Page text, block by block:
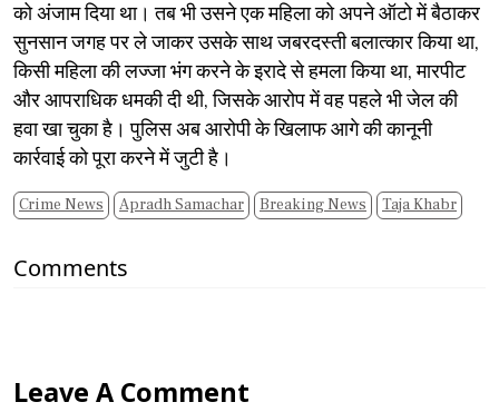
को अंजाम दिया था। तब भी उसने एक महिला को अपने ऑटो में बैठाकर
सुनसान जगह पर ले जाकर उसके साथ जबरदस्ती बलात्कार किया था,
किसी महिला की लज्जा भंग करने के इरादे से हमला किया था, मारपीट
और आपराधिक धमकी दी थी, जिसके आरोप में वह पहले भी जेल की
हवा खा चुका है। पुलिस अब आरोपी के खिलाफ आगे की कानूनी
कार्रवाई को पूरा करने में जुटी है।
Crime News Apradh Samachar Breaking News Taja Khabr
Comments
Leave A Comment